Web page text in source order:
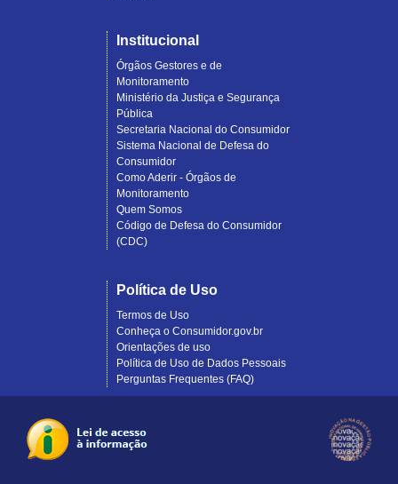
Institucional
Órgãos Gestores e de
Monitoramento
Ministério da Justiça e Segurança
Pública
Secretaria Nacional do Consumidor
Sistema Nacional de Defesa do
Consumidor
Como Aderir - Órgãos de
Monitoramento
Quem Somos
Código de Defesa do Consumidor
(CDC)
Política de Uso
Termos de Uso
Conheça o Consumidor.gov.br
Orientações de uso
Política de Uso de Dados Pessoais
Perguntas Frequentes (FAQ)